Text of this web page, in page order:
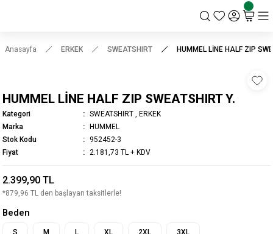
Anasayfa ERKEK SWEATSHIRT HUMMEL LİNE HALF ZIP
HUMMEL LİNE HALF ZIP SWEATSHIRT Y.
Kategori SWEATSHIRT
ERKEK
Marka
HUMMEL
Stok Kodu
952452-3
Fiyat
2.181,73 TL + KDV
2.399,90 TL
*879,96 TL den başlayan taksitlerle!
Beden
S M L XL 2XL 3XL